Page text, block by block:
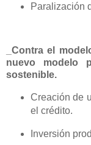
Paralización
_Contra el
nuevo modelo
sostenible.
Creación de
el crédito.
Inversión